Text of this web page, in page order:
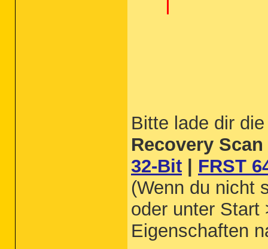
Bitte lade dir
Recovery
32-Bit
FRST
(Wenn du nicht
oder unter Start
Eigenschaften